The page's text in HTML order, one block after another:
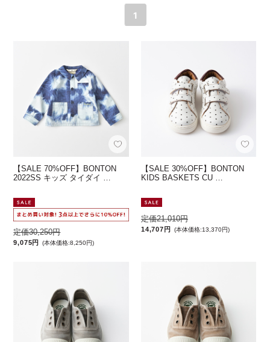
1
【SALE 70%OFF】BONTON
2022SS キッズ タイダイ …
定価30,250円
9,075円 (本体価格:8,250円)
【SALE 30%OFF】BONTON
KIDS BASKETS CU …
定価21,010円
14,707円 (本体価格:13,370円)